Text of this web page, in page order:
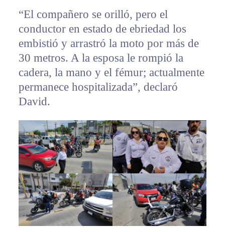
“El compañero se orilló, pero el
conductor en estado de ebriedad los
embistió y arrastró la moto por más de
30 metros. A la esposa le rompió la
cadera, la mano y el fémur; actualmente
permanece hospitalizada”, declaró
David.